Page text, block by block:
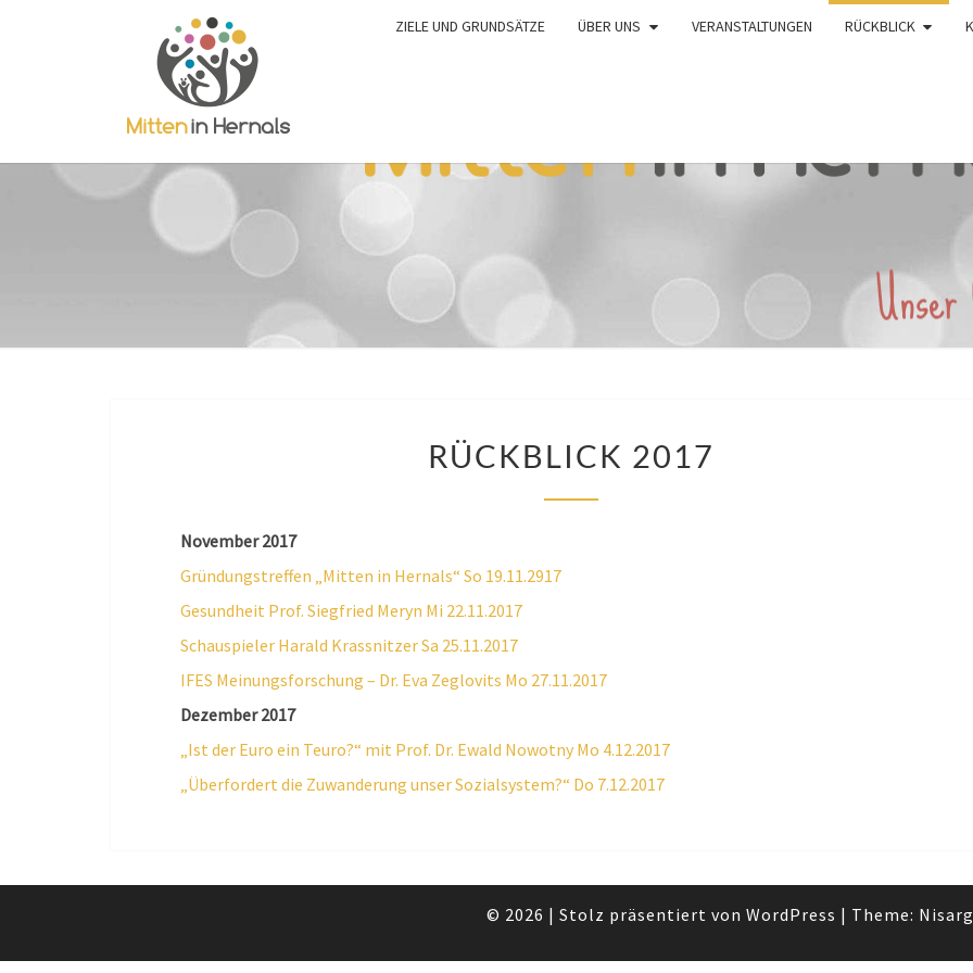
ZIELE UND GRUNDSÄTZE ÜBER UNS VERANSTALTUNGEN RÜCKBLICK
2017
RÜCKBLICK 2017
November 2017
Gründungstreffen „Mitten in Hernals“ So 19.11.2917
Gesundheit Prof. Siegfried Meryn Mi 22.11.2017
Schauspieler Harald Krassnitzer Sa 25.11.2017
IFES Meinungsforschung – Dr. Eva Zeglovits Mo 27.11.2017
Dezember 2017
„Ist der Euro ein Teuro?“ mit Prof. Dr. Ewald Nowotny Mo 4.12.2017
„Überfordert die Zuwanderung unser Sozialsystem?“ Do 7.12.2017
© 2026 | Stolz präsentiert von WordPress | Theme: Nisarg